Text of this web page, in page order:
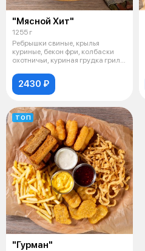
"Мясной Хит"
1255 г
Ребрышки свиные, крылья
куриные, бекон фри, колбаски
охотничьи, куриная грудка гриль,
2430 ₽
ТОП
"Гурман"